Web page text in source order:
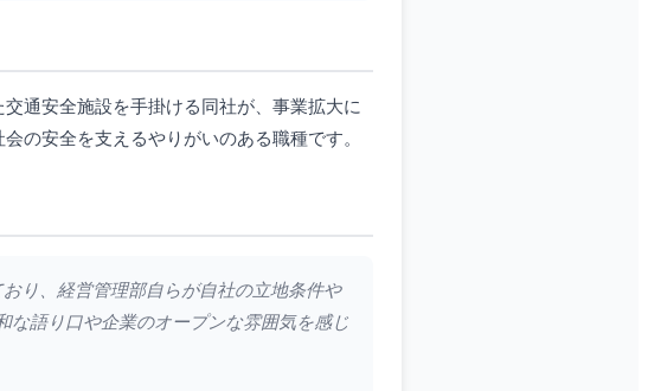
通安全施設を手掛ける同社が、事業拡大に
の安全を支えるやりがいのある職種です。
り、経営管理部自らが自社の立地条件や
語り口や企業のオープンな雰囲気を感じ